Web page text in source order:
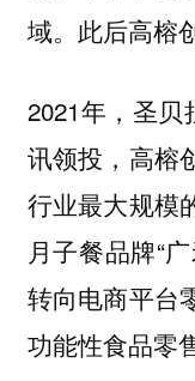
域。此后高榕
2021年，圣
讯领投，高榕
行业最大规模
月子餐品牌“
转向电商平台
功能性食品零